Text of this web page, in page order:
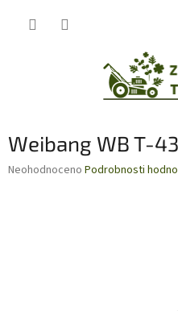
Weibang WB T-
Průměrné
Neohodnoceno Podrobnosti